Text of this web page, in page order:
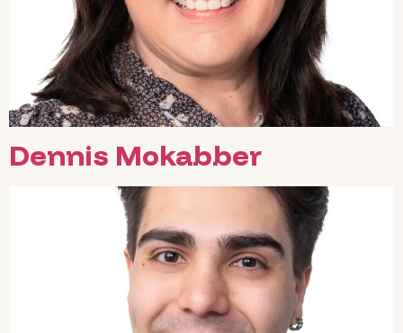
Dennis Mokabber